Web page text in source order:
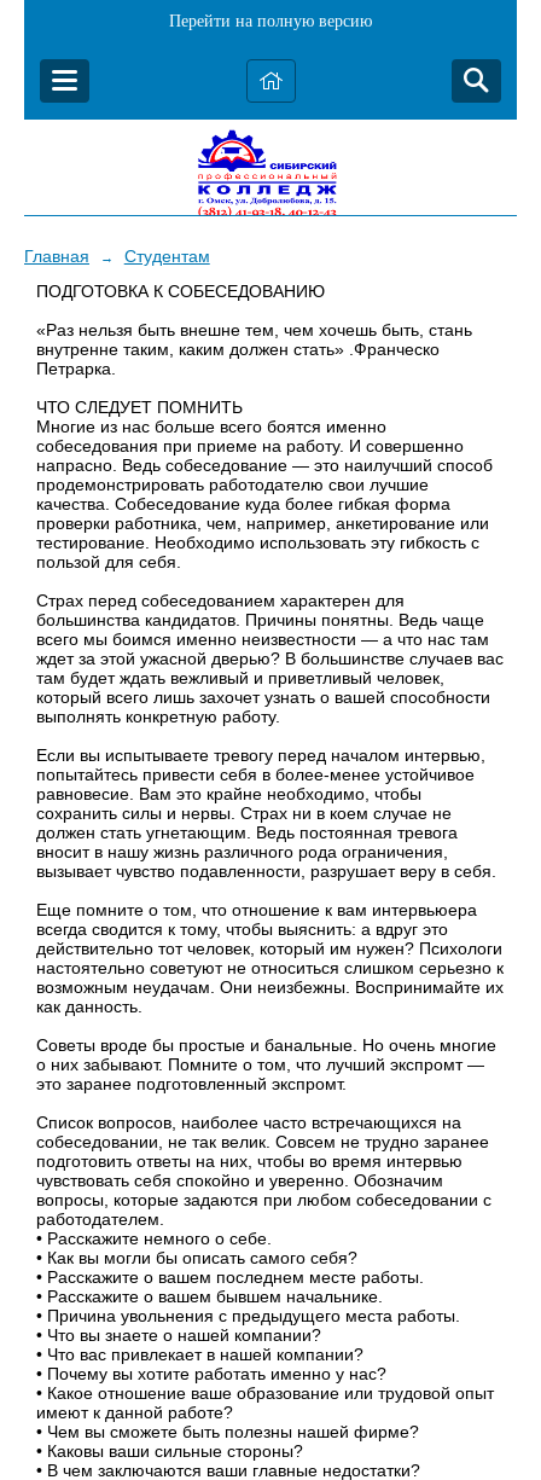
Перейти на полную версию
Главная →
Студентам
ПОДГОТОВКА К СОБЕСЕДОВАНИЮ
«Раз нельзя быть внешне тем, чем хочешь быть, стань
внутренне таким, каким должен стать» .Франческо
Петрарка.
ЧТО СЛЕДУЕТ ПОМНИТЬ
Многие из нас больше всего боятся именно
собеседования при приеме на работу. И совершенно
напрасно. Ведь собеседование — это наилучший способ
продемонстрировать работодателю свои лучшие
качества. Собеседование куда более гибкая форма
проверки работника, чем, например, анкетирование или
тестирование. Необходимо использовать эту гибкость с
пользой для себя.
Страх перед собеседованием характерен для
большинства кандидатов. Причины понятны. Ведь чаще
всего мы боимся именно неизвестности — а что нас там
ждет за этой ужасной дверью? В большинстве случаев вас
там будет ждать вежливый и приветливый человек,
который всего лишь захочет узнать о вашей способности
выполнять конкретную работу.
Если вы испытываете тревогу перед началом интервью,
попытайтесь привести себя в более-менее устойчивое
равновесие. Вам это крайне необходимо, чтобы
сохранить силы и нервы. Страх ни в коем случае не
должен стать угнетающим. Ведь постоянная тревога
вносит в нашу жизнь различного рода ограничения,
вызывает чувство подавленности, разрушает веру в себя.
Еще помните о том, что отношение к вам интервьюера
всегда сводится к тому, чтобы выяснить: а вдруг это
действительно тот человек, который им нужен? Психологи
настоятельно советуют не относиться слишком серьезно к
возможным неудачам. Они неизбежны. Воспринимайте их
как данность.
Советы вроде бы простые и банальные. Но очень многие
о них забывают. Помните о том, что лучший экспромт —
это заранее подготовленный экспромт.
Список вопросов, наиболее часто встречающихся на
собеседовании, не так велик. Совсем не трудно заранее
подготовить ответы на них, чтобы во время интервью
чувствовать себя спокойно и уверенно. Обозначим
вопросы, которые задаются при любом собеседовании с
работодателем.
• Расскажите немного о себе.
• Как вы могли бы описать самого себя?
• Расскажите о вашем последнем месте работы.
• Расскажите о вашем бывшем начальнике.
• Причина увольнения с предыдущего места работы.
• Что вы знаете о нашей компании?
• Что вас привлекает в нашей компании?
• Почему вы хотите работать именно у нас?
• Какое отношение ваше образование или трудовой опыт
имеют к данной работе?
• Чем вы сможете быть полезны нашей фирме?
• Каковы ваши сильные стороны?
• В чем заключаются ваши главные недостатки?